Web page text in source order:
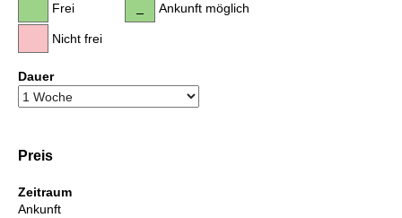
Frei
Nicht frei
Ankunft möglich
Dauer
Preis
Zeitraum
Ankunft